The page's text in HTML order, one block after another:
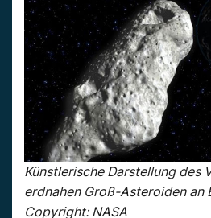
Künstlerische Darstellung des
erdnahen Groß-Asteroiden an
Copyright: NASA